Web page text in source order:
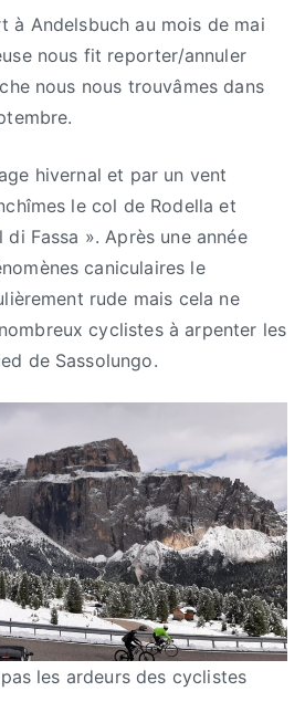
à Andelsbuch au mois de mai
nous fit reporter/annuler
nous nous trouvâmes dans
hivernal et par un vent
le col de Rodella et
Fassa ». Après une année
caniculaires le
rude mais cela ne
cyclistes à arpenter les
de Sassolungo.
les ardeurs des cyclistes